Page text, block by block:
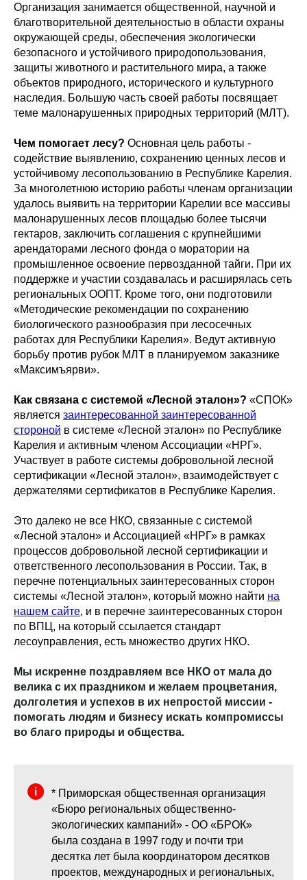
Организация занимается общественной, научной и
благотворительной деятельностью в области охраны
окружающей среды, обеспечения экологически
безопасного и устойчивого природопользования,
защиты животного и растительного мира, а также
объектов природного, исторического и культурного
наследия. Большую часть своей работы посвящает
теме малонарушенных природных территорий (МЛТ).
Чем помогает лесу? Основная цель работы -
содействие выявлению, сохранению ценных лесов и
устойчивому лесопользованию в Республике Карелия.
За многолетнюю историю работы членам организации
удалось выявить на территории Карелии все массивы
малонарушенных лесов площадью более тысячи
гектаров, заключить соглашения с крупнейшими
арендаторами лесного фонда о моратории на
промышленное освоение первозданной тайги. При их
поддержке и участии создавалась и расширялась сеть
региональных ООПТ. Кроме того, они подготовили
«Методические рекомендации по сохранению
биологического разнообразия при лесосечных
работах для Республики Карелия». Ведут активную
борьбу против рубок МЛТ в планируемом заказнике
«Максимъярви».
Как связана с системой «Лесной эталон»? «СПОК»
является заинтересованной заинтересованной
стороной в системе «Лесной эталон» по Республике
Карелия и активным членом Ассоциации «НРГ».
Участвует в работе системы добровольной лесной
сертификации «Лесной эталон», взаимодействует с
держателями сертификатов в Республике Карелия.
Это далеко не все НКО, связанные с системой
«Лесной эталон» и Ассоциацией «НРГ» в рамках
процессов добровольной лесной сертификации и
ответственного лесопользования в России. Так, в
перечне потенциальных заинтересованных сторон
системы «Лесной эталон», который можно найти на
нашем сайте, и в перечне заинтересованных сторон
по ВПЦ, на который ссылается стандарт
лесоуправления, есть множество других НКО.
Мы искренне поздравляем все НКО от мала до
велика с их праздником и желаем процветания,
долголетия и успехов в их непростой миссии -
помогать людям и бизнесу искать компромиссы
во благо природы и общества.
* Приморская общественная организация
«Бюро региональных общественно-
экологических кампаний» - ОО «БРОК»
была создана в 1997 году и почти три
десятка лет была координатором десятков
проектов, международных и региональных,